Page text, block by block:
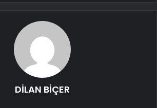
DİLAN BİÇER